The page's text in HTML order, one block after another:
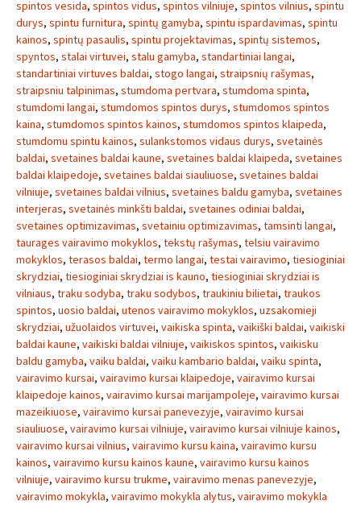
spintos vesida, spintos vidus, spintos vilniuje, spintos vilnius, spintu
durys, spintu furnitura, spintų gamyba, spintu ispardavimas, spintu
kainos, spintų pasaulis, spintu projektavimas, spintų sistemos,
spyntos, stalai virtuvei, stalu gamyba, standartiniai langai,
standartiniai virtuves baldai, stogo langai, straipsnių rašymas,
straipsniu talpinimas, stumdoma pertvara, stumdoma spinta,
stumdomi langai, stumdomos spintos durys, stumdomos spintos
kaina, stumdomos spintos kainos, stumdomos spintos klaipeda,
stumdomu spintu kainos, sulankstomos vidaus durys, svetainės
baldai, svetaines baldai kaune, svetaines baldai klaipeda, svetaines
baldai klaipedoje, svetaines baldai siauliuose, svetaines baldai
vilniuje, svetaines baldai vilnius, svetaines baldu gamyba, svetaines
interjeras, svetainės minkšti baldai, svetaines odiniai baldai,
svetaines optimizavimas, svetainiu optimizavimas, tamsinti langai,
taurages vairavimo mokyklos, tekstų rašymas, telsiu vairavimo
mokyklos, terasos baldai, termo langai, testai vairavimo, tiesioginiai
skrydziai, tiesioginiai skrydziai is kauno, tiesioginiai skrydziai is
vilniaus, traku sodyba, traku sodybos, traukiniu bilietai, traukos
spintos, uosio baldai, utenos vairavimo mokyklos, uzsakomieji
skrydziai, užuolaidos virtuvei, vaikiska spinta, vaikiški baldai, vaikiski
baldai kaune, vaikiski baldai vilniuje, vaikiskos spintos, vaikisku
baldu gamyba, vaiku baldai, vaiku kambario baldai, vaiku spinta,
vairavimo kursai, vairavimo kursai klaipedoje, vairavimo kursai
klaipedoje kainos, vairavimo kursai marijampoleje, vairavimo kursai
mazeikiuose, vairavimo kursai panevezyje, vairavimo kursai
siauliuose, vairavimo kursai vilniuje, vairavimo kursai vilniuje kainos,
vairavimo kursai vilnius, vairavimo kursu kaina, vairavimo kursu
kainos, vairavimo kursu kainos kaune, vairavimo kursu kainos
vilniuje, vairavimo kursu trukme, vairavimo menas panevezyje,
vairavimo mokykla, vairavimo mokykla alytus, vairavimo mokykla